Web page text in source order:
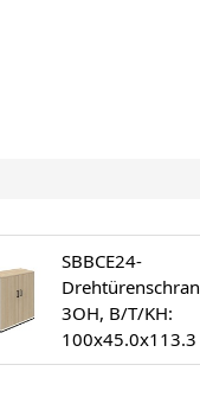
SBBCE24-
3OH, B/T/KH:
100x45.0x113.3